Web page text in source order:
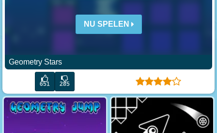
NU SPELEN
Geometry Stars
651 285